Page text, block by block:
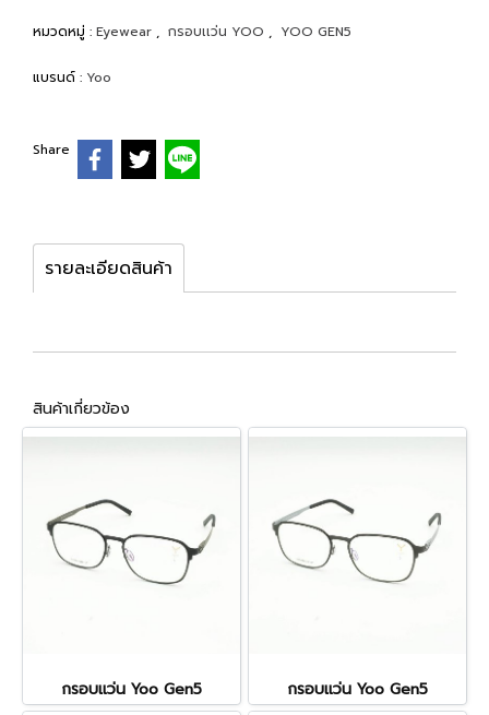
หมวดหมู่ : Eyewear , กรอบเเว่น YOO , YOO GEN5
แบรนด์ : Yoo
Share
รายละเอียดสินค้า
สินค้าเกี่ยวข้อง
กรอบแว่น Yoo Gen5 กรอบแว่น Yoo Gen5